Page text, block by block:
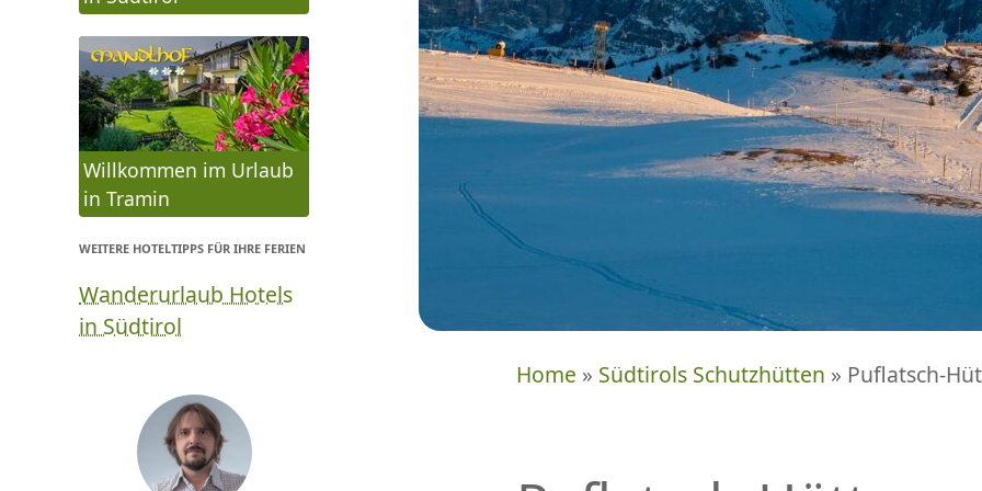
Home » Südtirols Schutzhütten » Puflatsch-
Willkommen im Urlaub
in Tramin
WEITERE HOTELTIPPS FÜR IHRE FERIEN
Wanderurlaub Hotels
in Südtirol